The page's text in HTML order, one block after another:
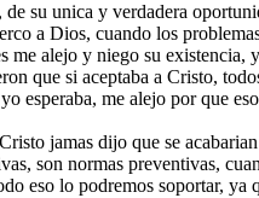
su unica y verdadera
a Dios, cuando los
alejo y niego su
que si aceptaba a Cristo,
esperaba, me alejo por que
jamas dijo que se
son normas preventivas,
eso lo podremos soportar,